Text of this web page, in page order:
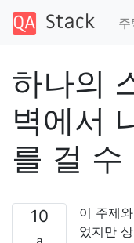
주
하나의
벽에서
를 걸 수
10
이 주제
었지만